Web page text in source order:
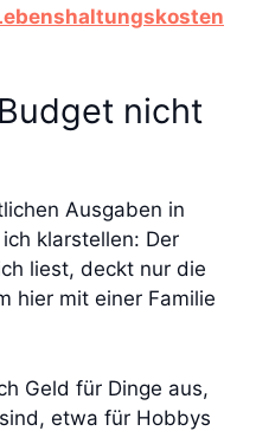
nicht
Ausgaben in
klarstellen: Der
liest, deckt nur die
hier mit einer Familie
Geld für Dinge aus,
etwa für Hobbys